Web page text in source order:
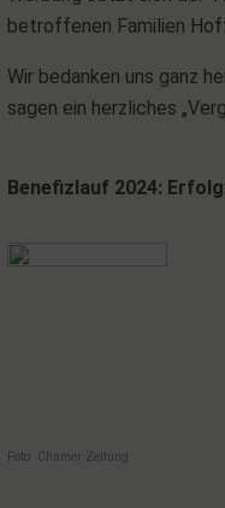
betroffenen Familien
Wir bedanken uns ganz
sagen ein herzliches
Benefizlauf 2024:
Foto: Chamer Zeitung